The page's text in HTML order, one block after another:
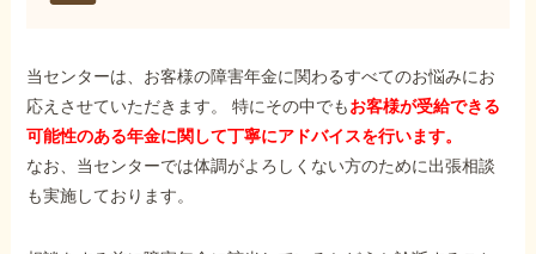
当センターは、お客様の障害年金に関わるすべてのお悩みにお
応えさせていただきます。 特にその中でもお客様が受給できる
可能性のある年金に関して丁寧にアドバイスを行います。
なお、当センターでは体調がよろしくない方のために出張相談
も実施しております。